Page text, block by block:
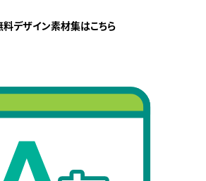
デザイン素材集はこちら